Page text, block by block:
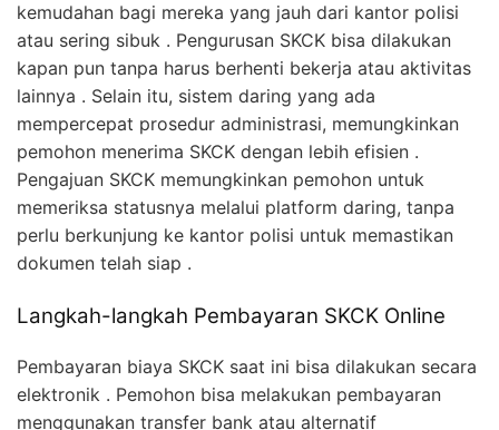
kemudahan bagi mereka yang jauh dari kantor polisi
atau sering sibuk . Pengurusan SKCK bisa dilakukan
kapan pun tanpa harus berhenti bekerja atau aktivitas
lainnya . Selain itu, sistem daring yang ada
mempercepat prosedur administrasi, memungkinkan
pemohon menerima SKCK dengan lebih efisien .
Pengajuan SKCK memungkinkan pemohon untuk
memeriksa statusnya melalui platform daring, tanpa
perlu berkunjung ke kantor polisi untuk memastikan
dokumen telah siap .
Langkah-langkah Pembayaran SKCK Online
Pembayaran biaya SKCK saat ini bisa dilakukan secara
elektronik . Pemohon bisa melakukan pembayaran
menggunakan transfer bank atau alternatif